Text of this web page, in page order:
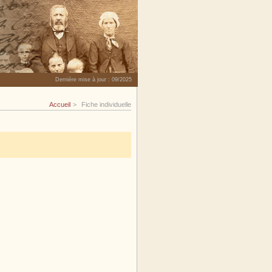
Dernière mise à jour : 09/2025
Accueil Fiche individuelle